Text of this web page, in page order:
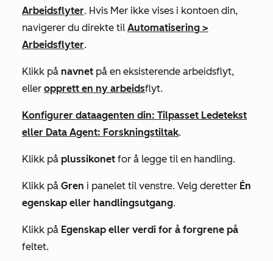
Arbeidsflyter. Hvis Mer ikke vises i kontoen din,
navigerer du direkte til Automatisering >
Arbeidsflyter.
Klikk på navnet på en eksisterende arbeidsflyt,
eller opprett en ny arbeidsflyt.
Konfigurer dataagenten din: Tilpasset Ledetekst
eller Data Agent: Forskningstiltak.
Klikk på plussikonet for å legge til en handling.
Klikk på Gren i panelet til venstre. Velg deretter Én
egenskap eller handlingsutgang.
Klikk på Egenskap eller verdi for å forgrene på
feltet.